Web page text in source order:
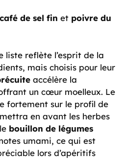
de sel fin et poivre du
liste reflète l’esprit de la
mais choisis pour leur
accélère la
un cœur moelleux. Le
fortement sur le profil de
en avant les herbes
bouillon de légumes
umami, ce qui est
lors d’apéritifs